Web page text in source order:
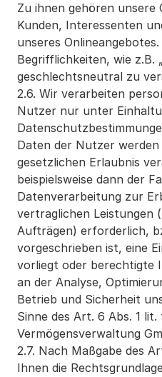
Zu ihnen gehören unsere
Kunden, Interessenten
unseres
Begrifflichkeiten, wie z.B.
geschlechtsneutral zu
2.6. Wir verarbeiten
Nutzer nur unter
Daten der Nutzer
gesetzlichen Erlaubnis
beispielsweise dann der
Datenverarbeitung zur
vertraglichen Leistungen
Aufträgen) erforderlich,
vorgeschrieben ist, eine
vorliegt oder berechtigte
an der Analyse,
Betrieb und Sicherheit
Sinne des Art. 6 Abs. 1 lit.
Vermögensverwaltung
2.7. Nach Maßgabe des
Ihnen die